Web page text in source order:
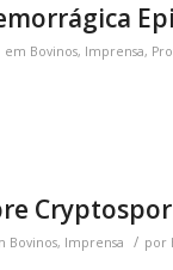
em Bovinos, Imprensa,
Bovinos, Imprensa / por